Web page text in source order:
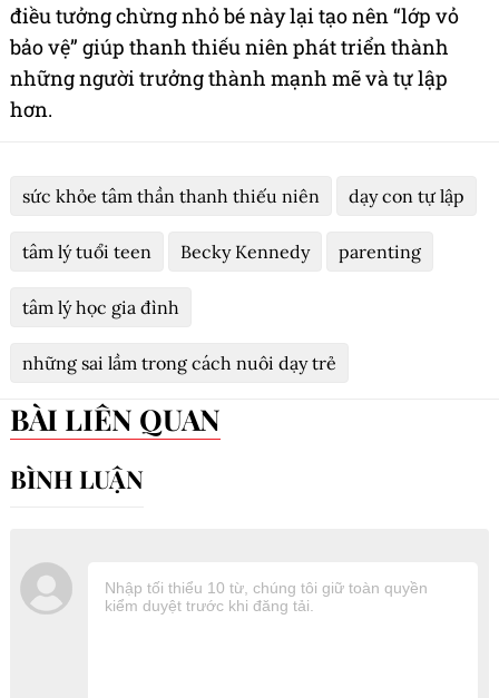
điều tưởng chừng nhỏ bé này lại tạo nên “lớp vỏ
bảo vệ” giúp thanh thiếu niên phát triển thành
những người trưởng thành mạnh mẽ và tự lập
hơn.
sức khỏe tâm thần thanh thiếu niên dạy con tự lập
tâm lý tuổi teen Becky Kennedy parenting
tâm lý học gia đình
những sai lầm trong cách nuôi dạy trẻ
BÀI LIÊN QUAN